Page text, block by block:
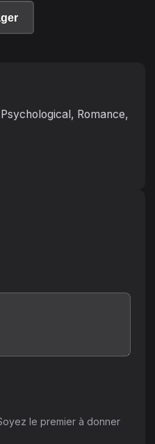
Romance,
le premier à donner